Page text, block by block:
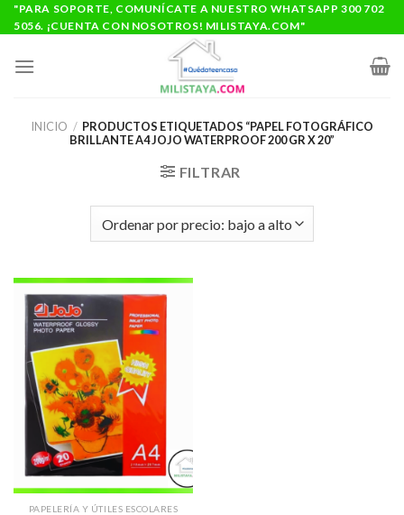
Saltar
al
"PARA SOPORTE, COMUNÍCATE A NUESTRO WHATSAPP 300 702
5056. ¡CUENTA CON NOSOTROS! MILISTAYA.COM"
INICIO / PRODUCTOS ETIQUETADOS “PAPEL FOTOGRÁFICO
BRILLANTE A4 JOJO WATERPROOF 200 GR X 20”
FILTRAR
PAPELERÍA Y ÚTILES ESCOLARES